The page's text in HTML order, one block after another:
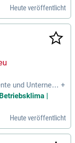
der Rollformpro
an Maschinen u
und schnelle En
Gemeinsam s
Produktionsa
Sie Teil uns
Metallverarbei
Heute veröffentlicht
und Unterneh
Großraum Wan
Metall zu arbeit
zur Mita
die disziplinari
die kontinui
+
|
Heute veröffentlicht